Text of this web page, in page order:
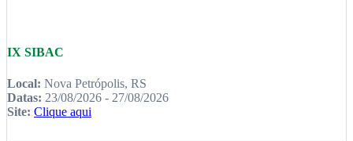
IX SIBAC
Local: Nova Petrópolis, RS
Datas: 23/08/2026 - 27/08/2026
Site: Clique aqui